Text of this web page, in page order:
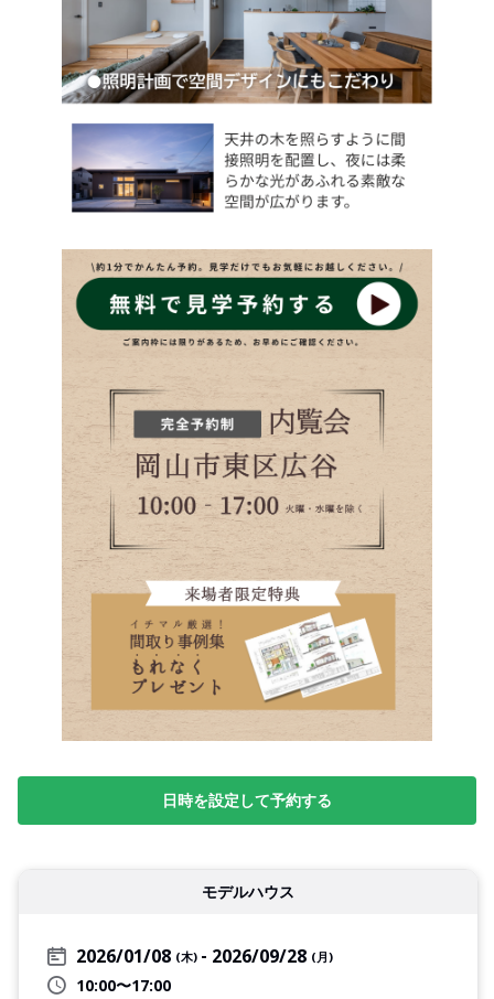
日時を設定して予約する
モデルハウス
2026/01/08 (木) 2026/09/28 (月)
10:00〜17:00